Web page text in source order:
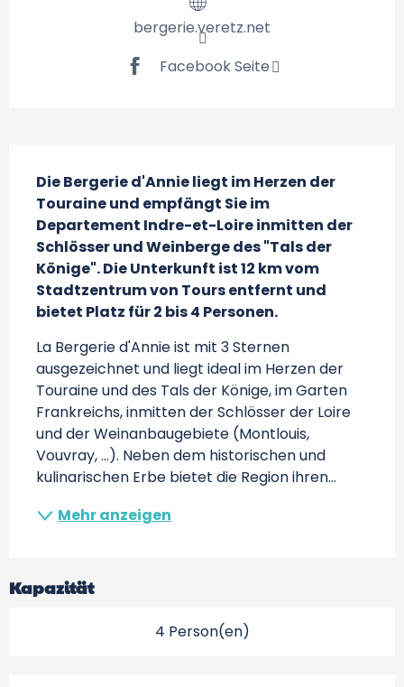
bergerie.veretz.net
Facebook Seite
Die Bergerie d'Annie liegt im Herzen der
Touraine und empfängt Sie im
Departement Indre-et-Loire inmitten der
Schlösser und Weinberge des "Tals der
Könige". Die Unterkunft ist 12 km vom
Stadtzentrum von Tours entfernt und
bietet Platz für 2 bis 4 Personen.
La Bergerie d'Annie ist mit 3 Sternen
ausgezeichnet und liegt ideal im Herzen der
Touraine und des Tals der Könige, im Garten
Frankreichs, inmitten der Schlösser der Loire
und der Weinanbaugebiete (Montlouis,
Vouvray, ...). Neben dem historischen und
kulinarischen Erbe bietet die Region ihren...
Mehr anzeigen
Kapazität
4 Person(en)